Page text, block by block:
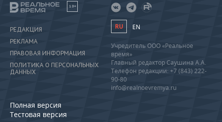
18+
РЕДАКЦИЯ
РЕКЛАМА
ПРАВОВАЯ ИНФОРМАЦИЯ
ПОЛИТИКА О ПЕРСОНАЛЬНЫХ
ДАННЫХ
Полная версия
Тестовая версия
RU EN
Учредитель ООО «Реальное
время»
Главный редактор Саушина А.А.
Телефон редакции: +7 (843) 222-
90-80
info@realnoevremya.ru